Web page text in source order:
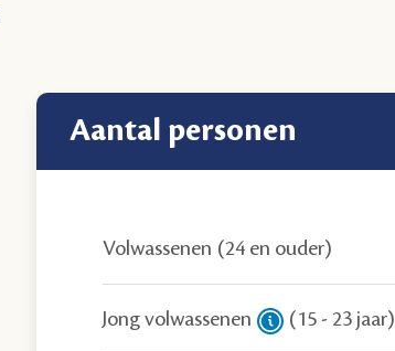
aantal personen
Volwassenen (24 en ouder)
Jong volwassenen (15 - 23 jaar)